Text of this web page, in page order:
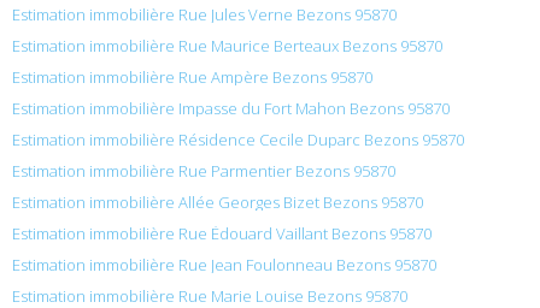
Estimation immobilière Rue Jules Verne Bezons 95870
Estimation immobilière Rue Maurice Berteaux Bezons 95870
Estimation immobilière Rue Ampère Bezons 95870
Estimation immobilière Impasse du Fort Mahon Bezons 95870
Estimation immobilière Résidence Cecile Duparc Bezons 95870
Estimation immobilière Rue Parmentier Bezons 95870
Estimation immobilière Allée Georges Bizet Bezons 95870
Estimation immobilière Rue Édouard Vaillant Bezons 95870
Estimation immobilière Rue Jean Foulonneau Bezons 95870
Estimation immobilière Rue Marie Louise Bezons 95870